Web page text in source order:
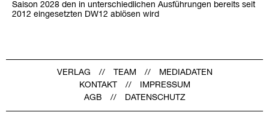
Saison 2028 den in unterschiedlichen Ausführungen bereits seit
2012 eingesetzten DW12 ablösen wird
VERLAG TEAM
MEDIADATEN
KONTAKT
IMPRESSUM
AGB
DATENSCHUTZ